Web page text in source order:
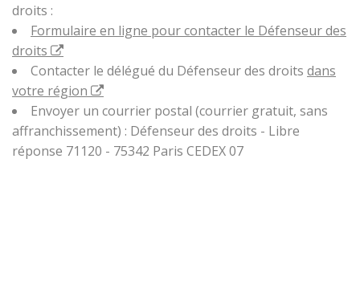
droits :
Formulaire en ligne pour contacter le Défenseur des
droits
Contacter le délégué du Défenseur des droits dans
votre région
Envoyer un courrier postal (courrier gratuit, sans
affranchissement) : Défenseur des droits - Libre
réponse 71120 - 75342 Paris CEDEX 07